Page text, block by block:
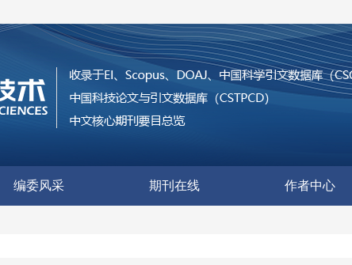
编委风采 期刊在线 作者中心